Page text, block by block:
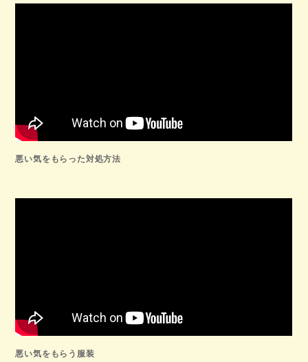
悪い気をもらった対処方法
悪い気をもらう服装